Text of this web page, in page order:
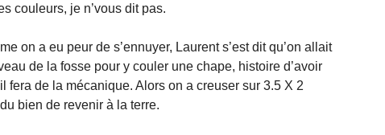
couleurs, je n’vous dit pas.
on a eu peur de s’ennuyer, Laurent s’est dit qu’on allait
de la fosse pour y couler une chape, histoire d’avoir
fera de la mécanique. Alors on a creuser sur 3.5 X 2
bien de revenir à la terre.